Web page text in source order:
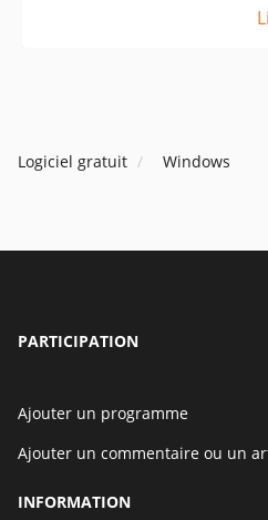
Logiciel gratuit Windows
PARTICIPATION
Ajouter un programme
Ajouter un commentaire ou un
INFORMATION